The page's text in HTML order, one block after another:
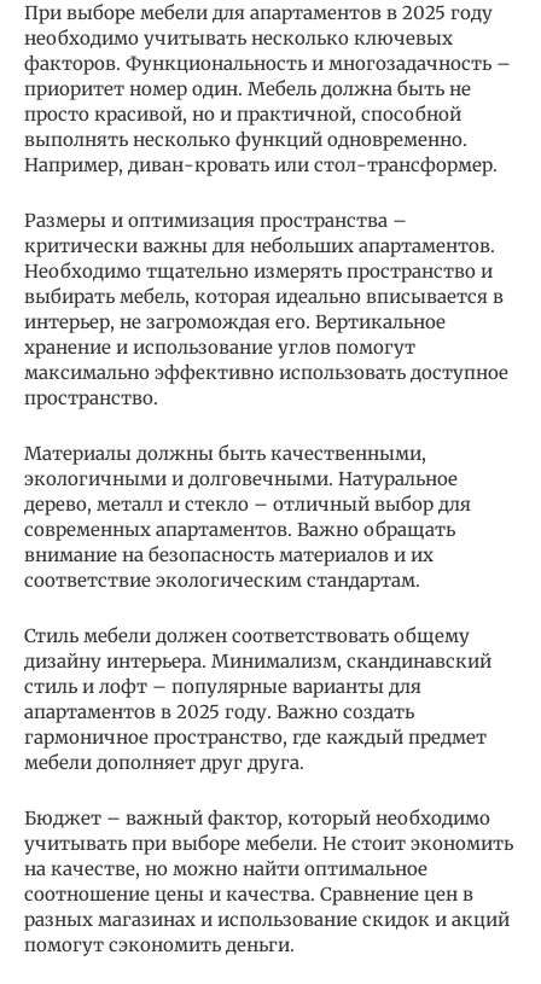
При выборе мебели для апартаментов в 2025 году
необходимо учитывать несколько ключевых
факторов. Функциональность и многозадачность –
приоритет номер один. Мебель должна быть не
просто красивой, но и практичной, способной
выполнять несколько функций одновременно.
Например, диван-кровать или стол-трансформер.
Размеры и оптимизация пространства –
критически важны для небольших апартаментов.
Необходимо тщательно измерять пространство и
выбирать мебель, которая идеально вписывается в
интерьер, не загромождая его. Вертикальное
хранение и использование углов помогут
максимально эффективно использовать доступное
пространство.
Материалы должны быть качественными,
экологичными и долговечными. Натуральное
дерево, металл и стекло – отличный выбор для
современных апартаментов. Важно обращать
внимание на безопасность материалов и их
соответствие экологическим стандартам.
Стиль мебели должен соответствовать общему
дизайну интерьера. Минимализм, скандинавский
стиль и лофт – популярные варианты для
апартаментов в 2025 году. Важно создать
гармоничное пространство, где каждый предмет
мебели дополняет друг друга.
Бюджет – важный фактор, который необходимо
учитывать при выборе мебели. Не стоит экономить
на качестве, но можно найти оптимальное
соотношение цены и качества. Сравнение цен в
разных магазинах и использование скидок и акций
помогут сэкономить деньги.